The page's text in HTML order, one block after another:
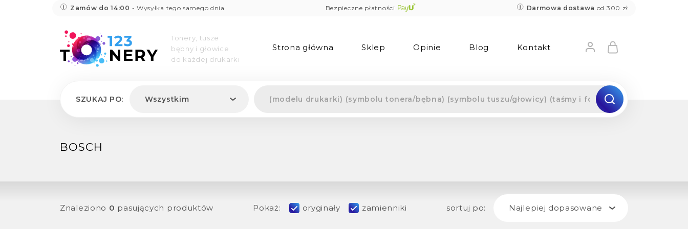
Zamów do 14:00 - Wysyłka tego samego dnia Bezpieczne płatności Darmowa dostawa od 300 zł
Tonery, tusze
bębny i głowice
do każdej drukarki
Strona główna Sklep Opinie Blog Kontakt
SZUKAJ PO: Wszystkim
BOSCH
Znaleziono 0 pasujących produktów Pokaż: oryginały zamienniki sortuj po: Najlepiej dopasowane